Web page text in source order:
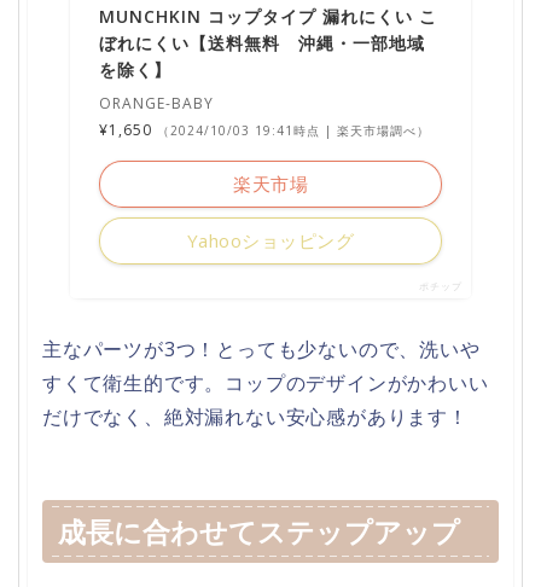
MUNCHKIN コップタイプ 漏れにくい こ
ぼれにくい【送料無料 沖縄・一部地域
を除く】
ORANGE-BABY
¥1,650
（2024/10/03 19:41時点 | 楽天市場調べ）
楽天市場
Yahooショッピング
ポチップ
主なパーツが3つ！とっても少ないので、洗いや
すくて衛生的です。コップのデザインがかわいい
だけでなく、絶対漏れない安心感があります！
成長に合わせてステップアップ